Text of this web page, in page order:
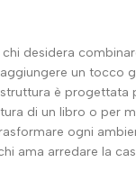
desidera
un tocco
è
di un libro o per
ogni
ama arredare la